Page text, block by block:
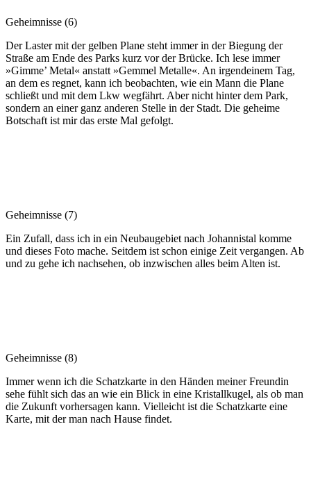
Geheimnisse (6)
Der Laster mit der gelben Plane steht immer in der Biegung der
Straße am Ende des Parks kurz vor der Brücke. Ich lese immer
»Gimme’ Metal« anstatt »Gemmel Metalle«. An irgendeinem Tag,
an dem es regnet, kann ich beobachten, wie ein Mann die Plane
schließt und mit dem Lkw wegfährt. Aber nicht hinter dem Park,
sondern an einer ganz anderen Stelle in der Stadt. Die geheime
Botschaft ist mir das erste Mal gefolgt.
Geheimnisse (7)
Ein Zufall, dass ich in ein Neubaugebiet nach Johannistal komme
und dieses Foto mache. Seitdem ist schon einige Zeit vergangen. Ab
und zu gehe ich nachsehen, ob inzwischen alles beim Alten ist.
Geheimnisse (8)
Immer wenn ich die Schatzkarte in den Händen meiner Freundin
sehe fühlt sich das an wie ein Blick in eine Kristallkugel, als ob man
die Zukunft vorhersagen kann. Vielleicht ist die Schatzkarte eine
Karte, mit der man nach Hause findet.